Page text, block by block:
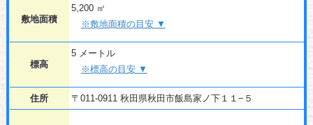
敷地面積
5,200 ㎡
※敷地面積の目安 ▼
標高
5 メートル
※標高の目安 ▼
住所 〒011-0911 秋田県秋田市飯島家ノ下１１−５